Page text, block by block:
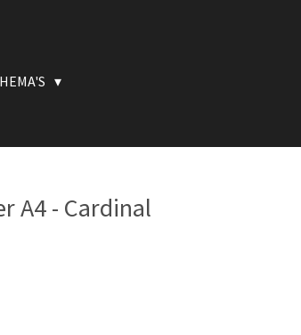
A4 - Cardinal